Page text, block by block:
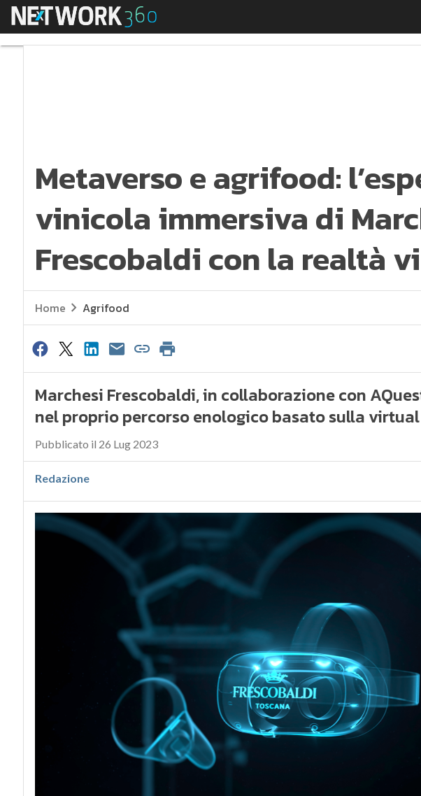
Menu Metaverso e agrifood: l’esperienza
Metaverso e agrifood:
vinicola immersiva di
Frescobaldi con la realtà
Home Agrifood
Marchesi Frescobaldi, in collaborazione con
nel proprio percorso enologico basato sulla
Pubblicato il 26 Lug 2023
Redazione